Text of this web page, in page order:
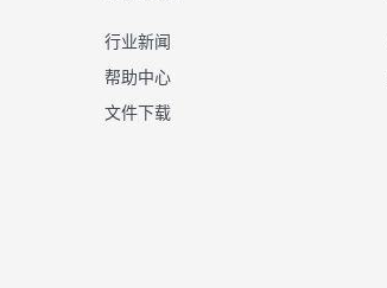
行业新闻
帮助中心
文件下载